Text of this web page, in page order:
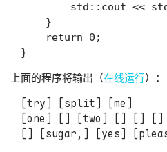
std::cout <<
    }
    return 0;
上面的程序将输出（在线运行）：
[try] [split] [me]
[one] [] [two] [] []